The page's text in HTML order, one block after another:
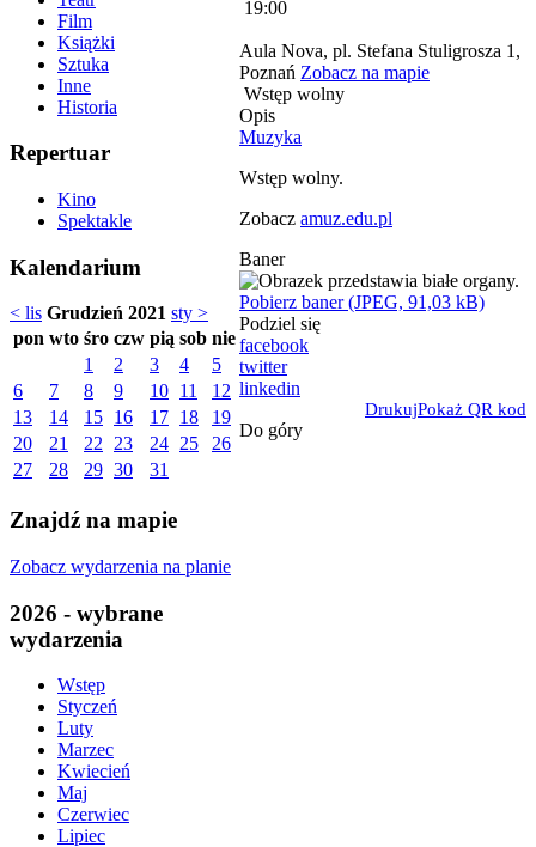
Film
Książki
Sztuka
Inne
Historia
Repertuar
Kino
Spektakle
Kalendarium
< lis Grudzień 2021 sty >
pon wto śro czw pią sob nie
1
2 3 4
5
6
7 8 9 10 11
12
13
14 15 16 17 18
19
20
21 22 23 24 25
26
27
28 29 30 31
Znajdź na mapie
Zobacz wydarzenia na planie
2026 - wybrane
wydarzenia
Wstęp
Styczeń
Luty
Marzec
Kwiecień
Maj
Czerwiec
Lipiec
19:00
Aula Nova, pl. Stefana Stuligrosza 1,
Poznań Zobacz na mapie
Wstęp wolny
Opis
Muzyka
Wstęp wolny.
Zobacz amuz.edu.pl
Baner
Pobierz baner (JPEG, 91,03 kB)
Podziel się
facebook
twitter
linkedin
DrukujPokaż QR kod
Do góry